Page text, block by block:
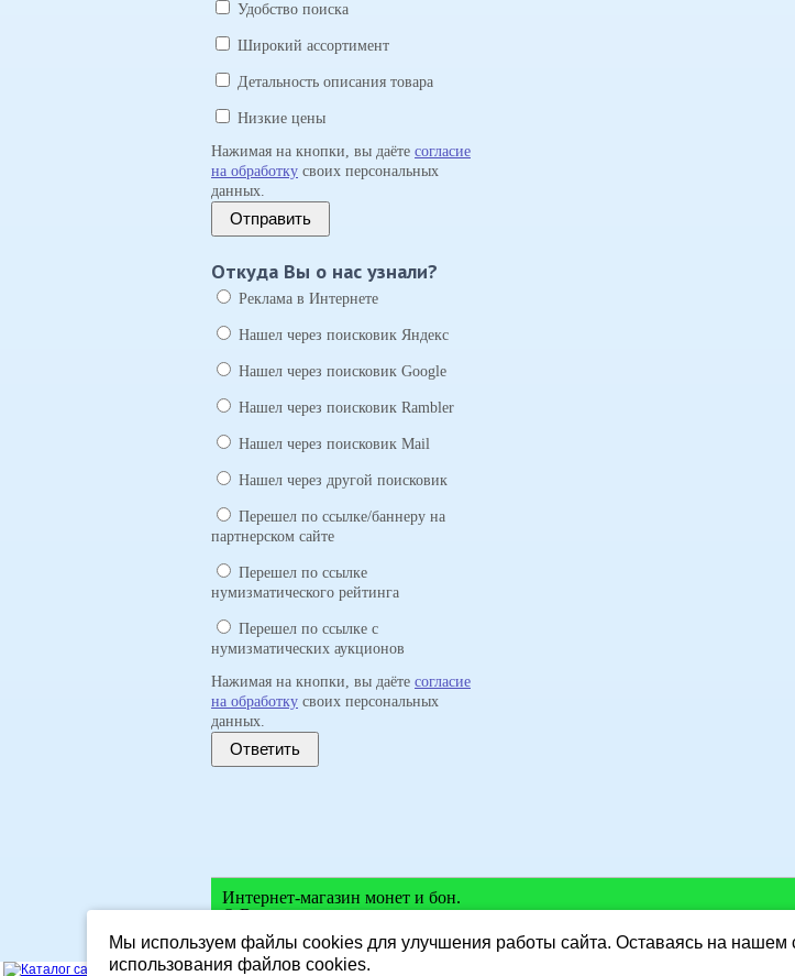
Удобство поиска
Широкий ассортимент
Детальность описания товара
Низкие цены
Нажимая на кнопки, вы даёте согласие
на обработку своих персональных
данных.
Отправить
Откуда Вы о нас узнали?
Реклама в Интернете
Нашел через поисковик Яндекс
Нашел через поисковик Google
Нашел через поисковик Rambler
Нашел через поисковик Mail
Нашел через другой поисковик
Перешел по ссылке/баннеру на
партнерском сайте
Перешел по ссылке
нумизматического рейтинга
Перешел по ссылке с
нумизматических аукционов
Нажимая на кнопки, вы даёте согласие
на обработку своих персональных
данных.
Ответить
Интернет-магазин монет и бон.
© Все права защищены.
Мы используем файлы cookies для улучшения работы сайта. Оставаясь на нашем
использования файлов cookies.